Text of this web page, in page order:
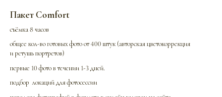
Пакет Comfort
съёмка 8 часов
общее кол-во готовых фото от 400 штук (авторская цветокоррекция
и ретушь портретов)
первые 10 фото в течении 1-3 дней.
подбор локаций для фотосессии